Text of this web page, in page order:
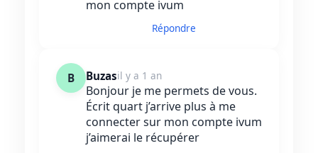
mon compte ivum
Répondre
B Buzasil y a 1 an
Bonjour je me permets de vous.
Écrit quart j’arrive plus à me
connecter sur mon compte ivum
j’aimerai le récupérer